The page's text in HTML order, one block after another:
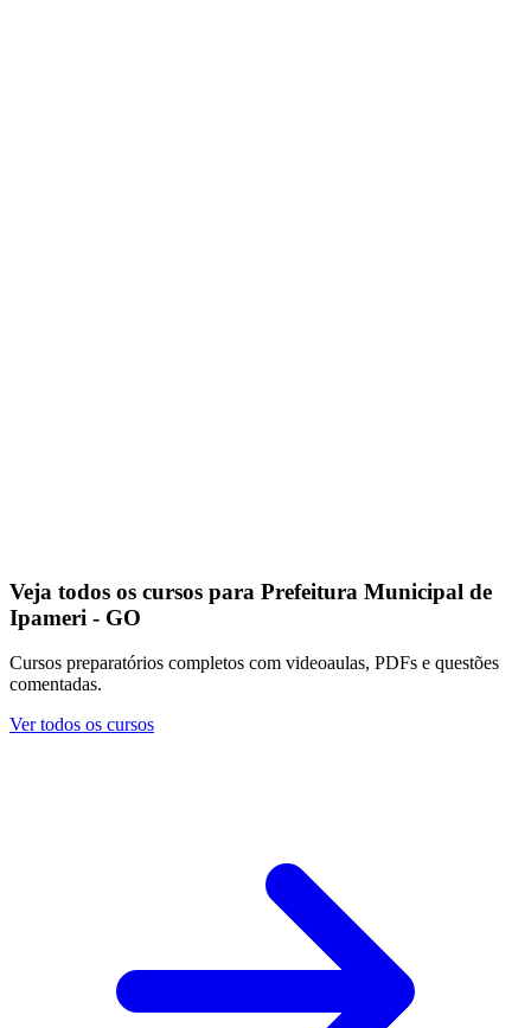
Veja todos os cursos para Prefeitura Municipal de
Ipameri - GO
Cursos preparatórios completos com videoaulas, PDFs e questões
comentadas.
Ver todos os cursos